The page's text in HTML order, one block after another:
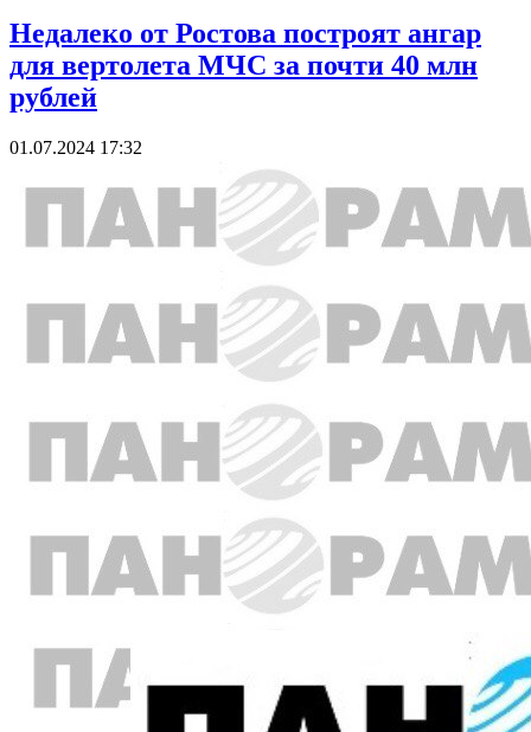
Недалеко от Ростова построят ангар
для вертолета МЧС за почти 40 млн
рублей
01.07.2024 17:32